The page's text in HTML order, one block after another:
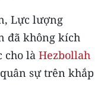
Lực lượng
đã không kích
cho là Hezbollah
sự trên khắp